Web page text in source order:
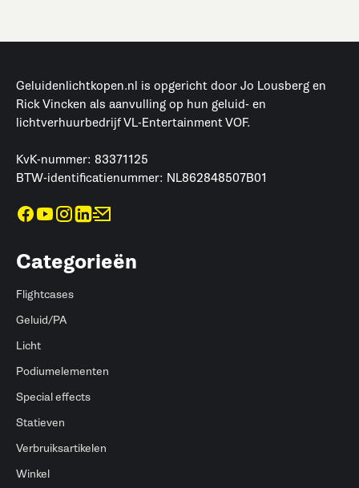
Geluidenlichtkopen.nl is opgericht door Jo Lousberg en
Rick Vincken als aanvulling op hun geluid- en
lichtverhuurbedrijf VL-Entertainment VOF.
KvK-nummer: 83371125
BTW-identificatienummer: NL862848507B01
Categorieën
Flightcases
Geluid/PA
Licht
Podiumelementen
Special effects
Statieven
Verbruiksartikelen
Winkel